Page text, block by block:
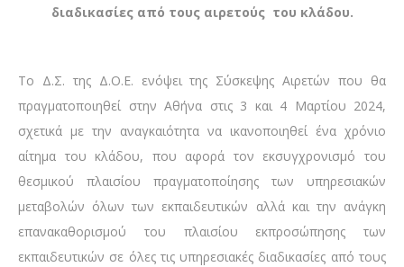
διαδικασίες από τους αιρετούς του κλάδου.
Το Δ.Σ. της Δ.Ο.Ε. ενόψει της Σύσκεψης Αιρετών που θα
πραγματοποιηθεί στην Αθήνα στις 3 και 4 Μαρτίου 2024,
σχετικά με την αναγκαιότητα να ικανοποιηθεί ένα χρόνιο
αίτημα του κλάδου, που αφορά τον εκσυγχρονισμό του
θεσμικού πλαισίου πραγματοποίησης των υπηρεσιακών
μεταβολών όλων των εκπαιδευτικών αλλά και την ανάγκη
επανακαθορισμού του πλαισίου εκπροσώπησης των
εκπαιδευτικών σε όλες τις υπηρεσιακές διαδικασίες από τους